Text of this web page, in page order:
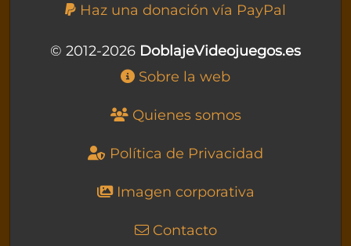
Haz una donación vía PayPal
© 2012-2026 DoblajeVideojuegos.es
Sobre la web
Quienes somos
Política de Privacidad
Imagen corporativa
Contacto